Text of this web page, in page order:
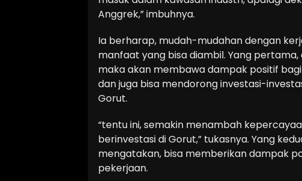
Anggrek,” imbuhnya.
Ia berharap, mudah-mudahan dengan
manfaat yang bisa diambil. Yang
maka akan membawa dampak positif
dan juga bisa mendorong investasi-
Gorut.
“tentu ini, semakin menambah
berinvestasi di Gorut,” tukasnya. Yang
mengatakan, bisa memberikan dampak
pekerjaan.